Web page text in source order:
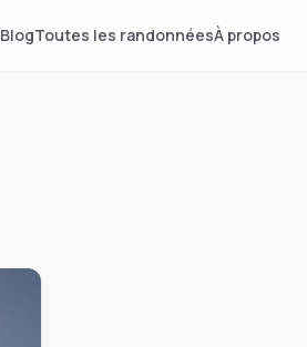
BlogToutes les randonnéesÀ propos